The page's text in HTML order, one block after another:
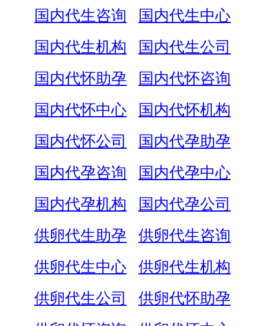
国内代生咨询
国内代生中心
国内代生机构
国内代生公司
国内代怀助孕
国内代怀咨询
国内代怀中心
国内代怀机构
国内代怀公司
国内代孕助孕
国内代孕咨询
国内代孕中心
国内代孕机构
国内代孕公司
供卵代生助孕
供卵代生咨询
供卵代生中心
供卵代生机构
供卵代生公司
供卵代怀助孕